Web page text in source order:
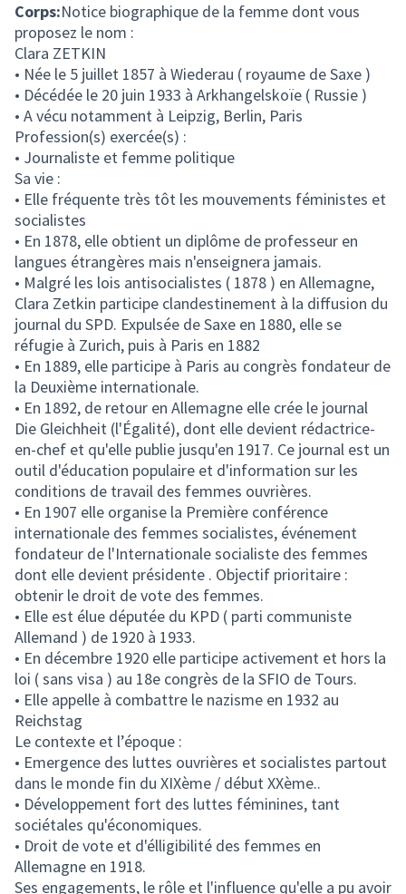
Corps:Notice biographique de la femme dont vous
proposez le nom :
Clara ZETKIN
• Née le 5 juillet 1857 à Wiederau ( royaume de Saxe )
• Décédée le 20 juin 1933 à Arkhangelskoïe ( Russie )
• A vécu notamment à Leipzig, Berlin, Paris
Profession(s) exercée(s) :
• Journaliste et femme politique
Sa vie :
• Elle fréquente très tôt les mouvements féministes et
socialistes
• En 1878, elle obtient un diplôme de professeur en
langues étrangères mais n'enseignera jamais.
• Malgré les lois antisocialistes ( 1878 ) en Allemagne,
Clara Zetkin participe clandestinement à la diffusion du
journal du SPD. Expulsée de Saxe en 1880, elle se
réfugie à Zurich, puis à Paris en 1882
• En 1889, elle participe à Paris au congrès fondateur de
la Deuxième internationale.
• En 1892, de retour en Allemagne elle crée le journal
Die Gleichheit (l'Égalité), dont elle devient rédactrice-
en-chef et qu'elle publie jusqu'en 1917. Ce journal est un
outil d'éducation populaire et d'information sur les
conditions de travail des femmes ouvrières.
• En 1907 elle organise la Première conférence
internationale des femmes socialistes, événement
fondateur de l'Internationale socialiste des femmes
dont elle devient présidente . Objectif prioritaire :
obtenir le droit de vote des femmes.
• Elle est élue députée du KPD ( parti communiste
Allemand ) de 1920 à 1933.
• En décembre 1920 elle participe activement et hors la
loi ( sans visa ) au 18e congrès de la SFIO de Tours.
• Elle appelle à combattre le nazisme en 1932 au
Reichstag
Le contexte et l’époque :
• Emergence des luttes ouvrières et socialistes partout
dans le monde fin du XIXème / début XXème..
• Développement fort des luttes féminines, tant
sociétales qu'économiques.
• Droit de vote et d'élligibilité des femmes en
Allemagne en 1918.
Ses engagements, le rôle et l'influence qu'elle a pu avoir